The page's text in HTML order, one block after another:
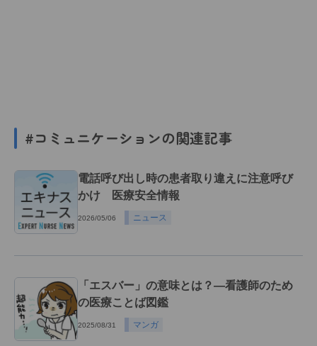
#コミュニケーションの関連記事
電話呼び出し時の患者取り違えに注意呼び
かけ 医療安全情報
2026/05/06 ニュース
「エスバー」の意味とは？―看護師のため
の医療ことば図鑑
2025/08/31 マンガ